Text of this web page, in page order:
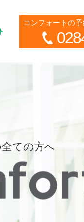
コンフォートの
ての方へ